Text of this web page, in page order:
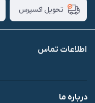
تحویل اکسپرس
اطلاعات تماس
درباره ما